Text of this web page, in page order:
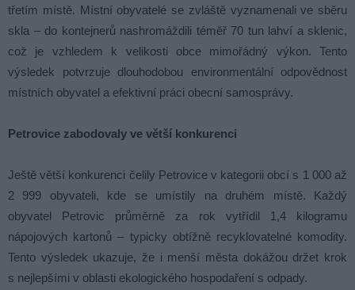
třetím místě. Místní obyvatelé se zvláště vyznamenali ve sběru
skla – do kontejnerů nashromáždili téměř 70 tun lahví a sklenic,
což je vzhledem k velikosti obce mimořádný výkon. Tento
výsledek potvrzuje dlouhodobou environmentální odpovědnost
místních obyvatel a efektivní práci obecní samosprávy.
Petrovice zabodovaly ve větší konkurenci
Ještě větší konkurenci čelily Petrovice v kategorii obcí s 1 000 až
2 999 obyvateli, kde se umístily na druhém místě. Každý
obyvatel Petrovic průměrně za rok vytřídil 1,4 kilogramu
nápojových kartonů – typicky obtížně recyklovatelné komodity.
Tento výsledek ukazuje, že i menší města dokážou držet krok
s nejlepšími v oblasti ekologického hospodaření s odpady.